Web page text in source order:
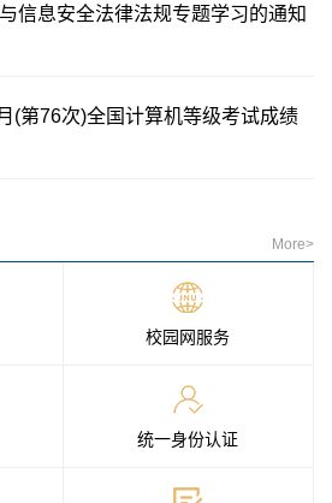
信息安全法律法规专题学习的通知
(第76次)全国计算机等级考试成绩
More>
校园网服务
统一身份认证